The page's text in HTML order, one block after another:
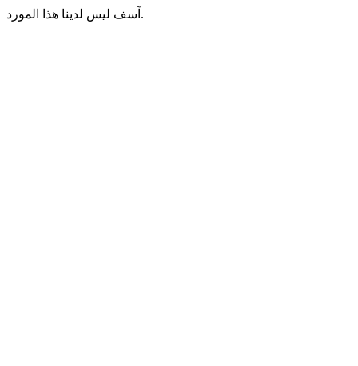
آسف ليس لدينا هذا المورد.